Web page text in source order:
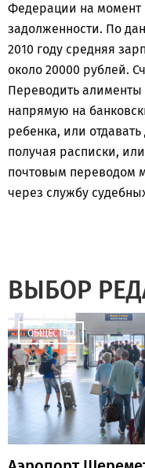
Федерации на момент
задолженности. По
2010 году средняя
около 20000 рублей.
Переводить
напрямую на
ребенка, или
получая расписки,
почтовым переводом
через службу
ВЫБОР
ОБЩЕСТВО